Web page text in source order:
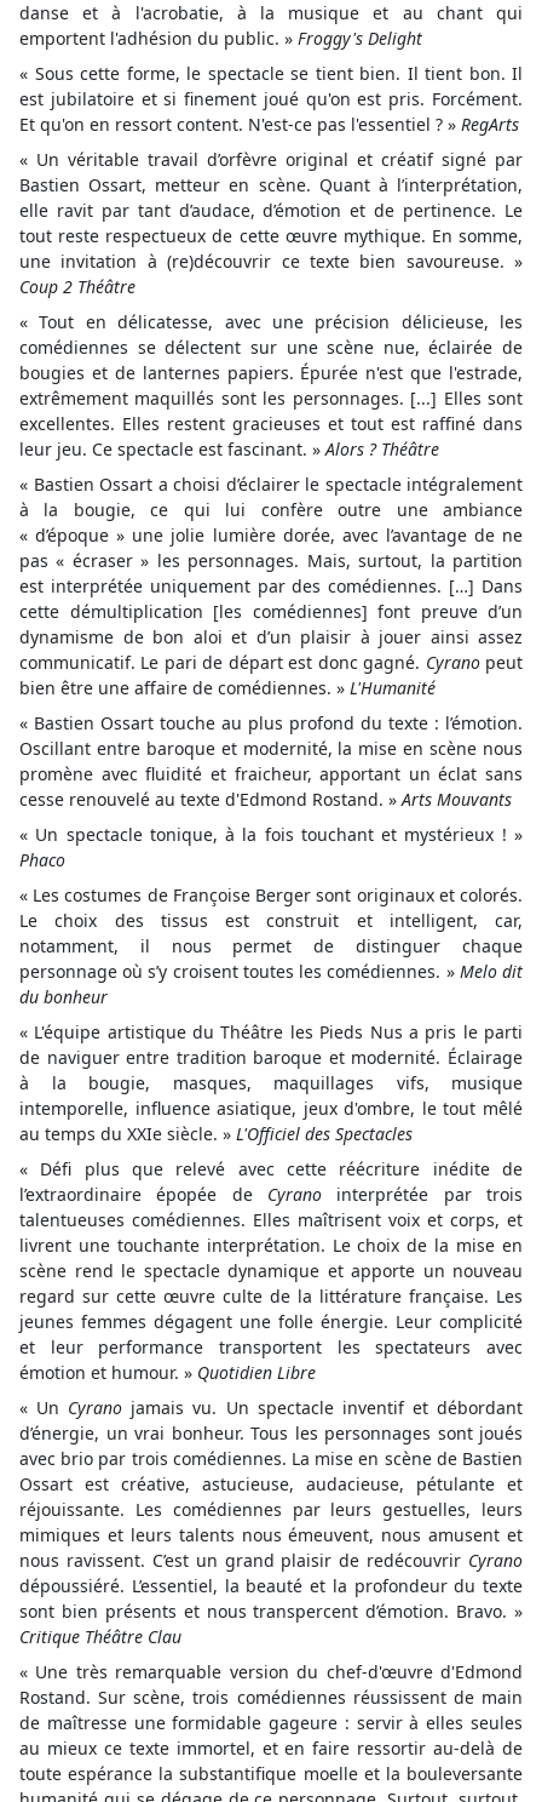
danse et à l'acrobatie, à la musique et au chant qui
emportent l'adhésion du public. » Froggy's Delight
« Sous cette forme, le spectacle se tient bien. Il tient bon. Il
est jubilatoire et si finement joué qu'on est pris. Forcément.
Et qu'on en ressort content. N'est-ce pas l'essentiel ? » RegArts
« Un véritable travail d’orfèvre original et créatif signé par
Bastien Ossart, metteur en scène. Quant à l’interprétation,
elle ravit par tant d’audace, d’émotion et de pertinence. Le
tout reste respectueux de cette œuvre mythique. En somme,
une invitation à (re)découvrir ce texte bien savoureuse. »
Coup 2 Théâtre
« Tout en délicatesse, avec une précision délicieuse, les
comédiennes se délectent sur une scène nue, éclairée de
bougies et de lanternes papiers. Épurée n'est que l'estrade,
extrêmement maquillés sont les personnages. [...] Elles sont
excellentes. Elles restent gracieuses et tout est raffiné dans
leur jeu. Ce spectacle est fascinant. »Alors ? Théâtre
« Bastien Ossart a choisi d’éclairer le spectacle intégralement
à la bougie, ce qui lui confère outre une ambiance
« d’époque » une jolie lumière dorée, avec l’avantage de ne
pas « écraser » les personnages. Mais, surtout, la partition
est interprétée uniquement par des comédiennes. […] Dans
cette démultiplication [les comédiennes] font preuve d’un
dynamisme de bon aloi et d’un plaisir à jouer ainsi assez
communicatif. Le pari de départ est donc gagné. Cyrano peut
bien être une affaire de comédiennes. » L'Humanité
« Bastien Ossart touche au plus profond du texte : l’émotion.
Oscillant entre baroque et modernité, la mise en scène nous
promène avec fluidité et fraicheur, apportant un éclat sans
cesse renouvelé au texte d'Edmond Rostand. »Arts Mouvants
« Un spectacle tonique, à la fois touchant et mystérieux ! »
Phaco
« Les costumes de Françoise Berger sont originaux et colorés.
Le choix des tissus est construit et intelligent, car,
notamment, il nous permet de distinguer chaque
personnage où s’y croisent toutes les comédiennes. » Melo dit
du bonheur
« L'équipe artistique du Théâtre les Pieds Nus a pris le parti
de naviguer entre tradition baroque et modernité. Éclairage
à la bougie, masques, maquillages vifs, musique
intemporelle, influence asiatique, jeux d'ombre, le tout mêlé
au temps du XXIe siècle. » L'Officiel des Spectacles
« Défi plus que relevé avec cette réécriture inédite de
l’extraordinaire épopée de Cyrano interprétée par trois
talentueuses comédiennes. Elles maîtrisent voix et corps, et
livrent une touchante interprétation. Le choix de la mise en
scène rend le spectacle dynamique et apporte un nouveau
regard sur cette œuvre culte de la littérature française. Les
jeunes femmes dégagent une folle énergie. Leur complicité
et leur performance transportent les spectateurs avec
émotion et humour. » Quotidien Libre
« Un Cyrano jamais vu. Un spectacle inventif et débordant
d’énergie, un vrai bonheur. Tous les personnages sont joués
avec brio par trois comédiennes. La mise en scène de Bastien
Ossart est créative, astucieuse, audacieuse, pétulante et
réjouissante. Les comédiennes par leurs gestuelles, leurs
mimiques et leurs talents nous émeuvent, nous amusent et
nous ravissent. C’est un grand plaisir de redécouvrir Cyrano
dépoussiéré. L’essentiel, la beauté et la profondeur du texte
sont bien présents et nous transpercent d’émotion. Bravo. »
Critique Théâtre Clau
« Une très remarquable version du chef-d'œuvre d'Edmond
Rostand. Sur scène, trois comédiennes réussissent de main
de maîtresse une formidable gageure : servir à elles seules
au mieux ce texte immortel, et en faire ressortir au-delà de
toute espérance la substantifique moelle et la bouleversante